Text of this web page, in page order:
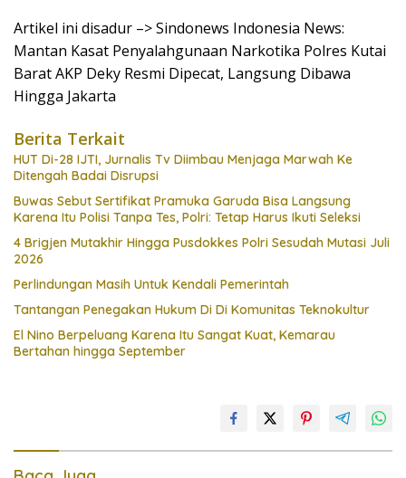
Artikel ini disadur –> Sindonews Indonesia News:
Mantan Kasat Penyalahgunaan Narkotika Polres Kutai
Barat AKP Deky Resmi Dipecat, Langsung Dibawa
Hingga Jakarta
Berita Terkait
HUT Di-28 IJTI, Jurnalis Tv Diimbau Menjaga Marwah Ke
Ditengah Badai Disrupsi
Buwas Sebut Sertifikat Pramuka Garuda Bisa Langsung
Karena Itu Polisi Tanpa Tes, Polri: Tetap Harus Ikuti Seleksi
4 Brigjen Mutakhir Hingga Pusdokkes Polri Sesudah Mutasi Juli
2026
Perlindungan Masih Untuk Kendali Pemerintah
Tantangan Penegakan Hukum Di Di Komunitas Teknokultur
El Nino Berpeluang Karena Itu Sangat Kuat, Kemarau
Bertahan hingga September